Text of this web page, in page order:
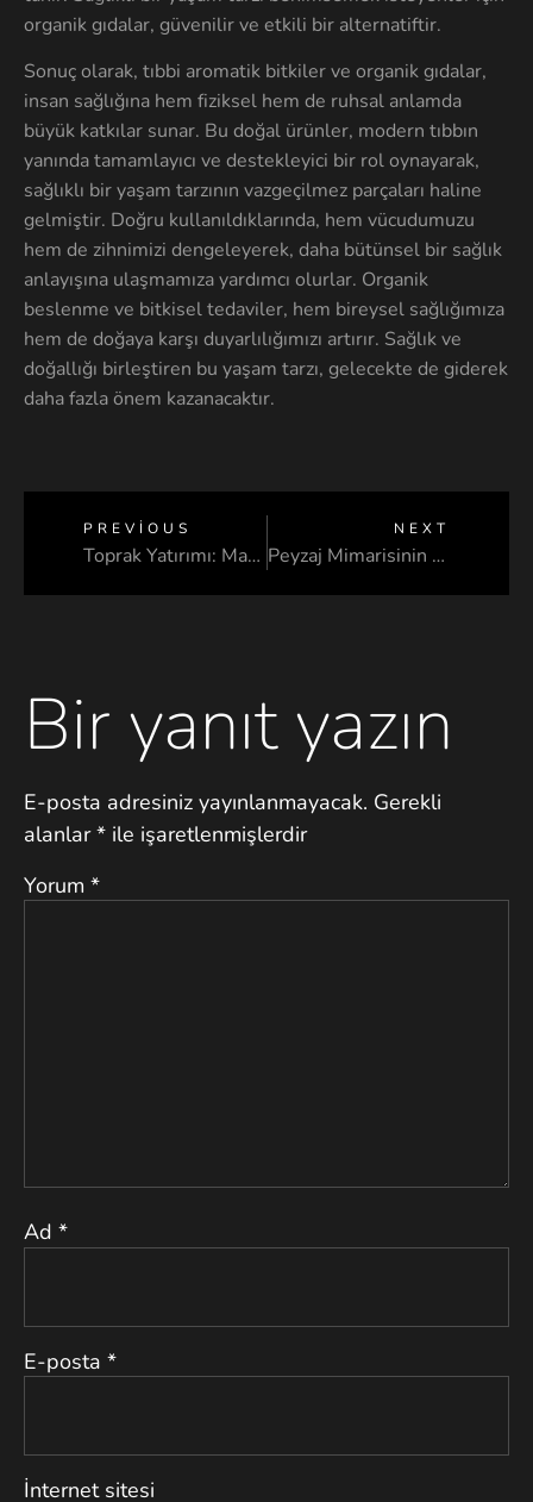
organik gıdalar, güvenilir ve etkili bir alternatiftir.
Sonuç olarak, tıbbi aromatik bitkiler ve organik gıdalar,
insan sağlığına hem fiziksel hem de ruhsal anlamda
büyük katkılar sunar. Bu doğal ürünler, modern tıbbın
yanında tamamlayıcı ve destekleyici bir rol oynayarak,
sağlıklı bir yaşam tarzının vazgeçilmez parçaları haline
gelmiştir. Doğru kullanıldıklarında, hem vücudumuzu
hem de zihnimizi dengeleyerek, daha bütünsel bir sağlık
anlayışına ulaşmamıza yardımcı olurlar. Organik
beslenme ve bitkisel tedaviler, hem bireysel sağlığımıza
hem de doğaya karşı duyarlılığımızı artırır. Sağlık ve
doğallığı birleştiren bu yaşam tarzı, gelecekte de giderek
daha fazla önem kazanacaktır.
PREVIOUS
Toprak Yatırımı: Manevi ve Maddi Kazançların Gücü
NEXT
Peyzaj Mimarisinin Görsel ve Duygusal Etkileri
Bir yanıt yazın
E-posta adresiniz yayınlanmayacak. Gerekli
alanlar* ile işaretlenmişlerdir
Yorum *
Ad *
E-posta *
İnternet sitesi